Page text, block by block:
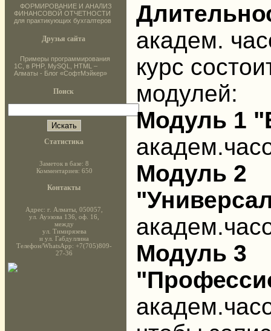
ФОРМИРОВАНИЕ И АНАЛИЗ
ФИНАНСОВОЙ ОТЧЕТНОСТИ
для практикующих бухгалтеров
Друзья сайта
Примеры программирования
1С, в PHP, MySQL, HTML –
Алматы - Блог «СофтМэйкер»
Поиск
Статистика
Заметок в базе: 8
Комментариев: 650
Контакты
Адрес: г. Алматы, 050057,
ул. Ауэзова 136, оф. 16,
между
ул. Тимирязева
и ул. Габдуллина
Телефон/WhatsApp: +7(705)809-
27-36
академ.
курс
модулей:
Модуль 1
Модуль 2
Модуль 3